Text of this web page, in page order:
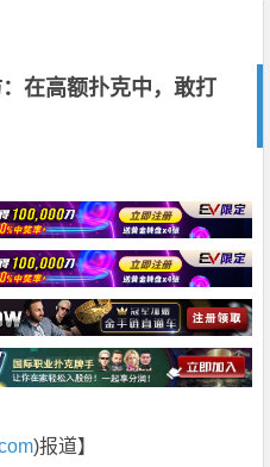
在高额扑克中，敢打
)报道】